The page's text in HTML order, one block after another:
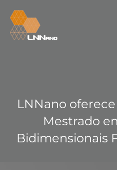
LNNano
Mestrado
Bidimensionais